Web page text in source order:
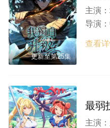
更新至第25集
主演：
导演：
查看
最弱技能《果实
主演：